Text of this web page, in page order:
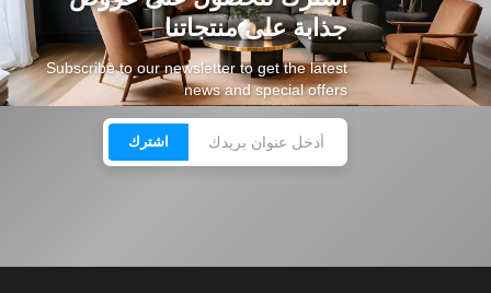
جذابة على منتجاتنا
Subscribe to our newsletter to get the latest
news and special offers
اشترك